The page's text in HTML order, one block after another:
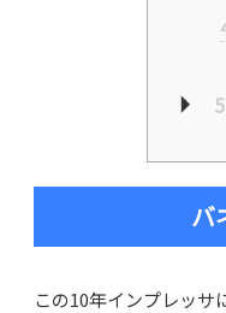
バ
この10年インプレッサ